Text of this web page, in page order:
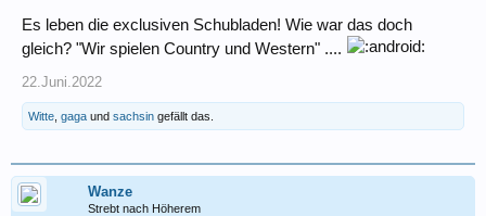
Es leben die exclusiven Schubladen! Wie war das doch
gleich? "Wir spielen Country und Western" ....
22.Juni.2022
Witte gaga und sachsin gefällt das.
Wanze
Strebt nach Höherem